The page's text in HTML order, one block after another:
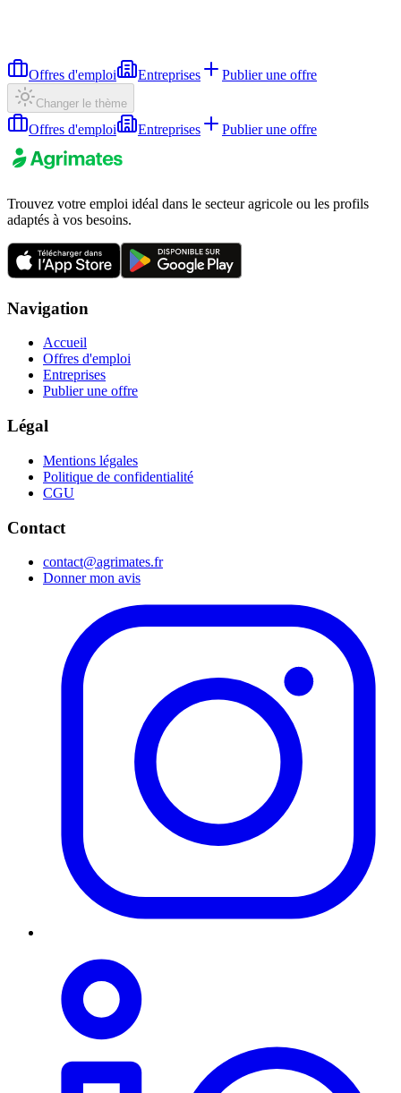
Offres d'emploi Entreprises Publier une offre
Changer le thème
Offres d'emploi Entreprises Publier une offre
Trouvez votre emploi idéal dans le secteur agricole ou les profils
adaptés à vos besoins.
Navigation
Accueil
Offres d'emploi
Entreprises
Publier une offre
Légal
Mentions légales
Politique de confidentialité
CGU
Contact
contact@agrimates.fr
Donner mon avis